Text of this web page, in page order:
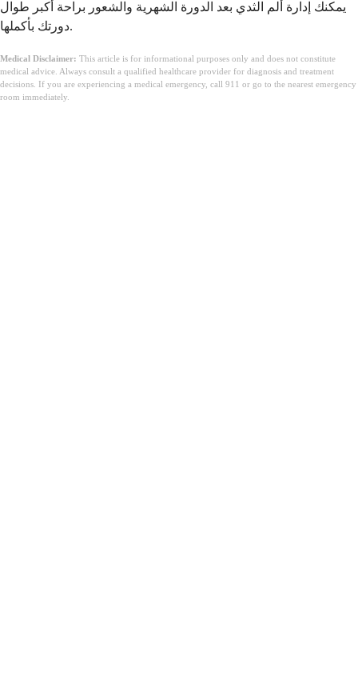
يمكنك إدارة ألم الثدي بعد الدورة الشهرية والشعور براحة أكبر طوال
دورتك بأكملها.
Medical Disclaimer: This article is for informational purposes only and does not constitute
medical advice. Always consult a qualified healthcare provider for diagnosis and treatment
decisions. If you are experiencing a medical emergency, call 911 or go to the nearest emergency
room immediately.